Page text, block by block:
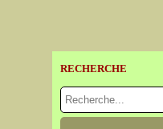
RECHERCHE